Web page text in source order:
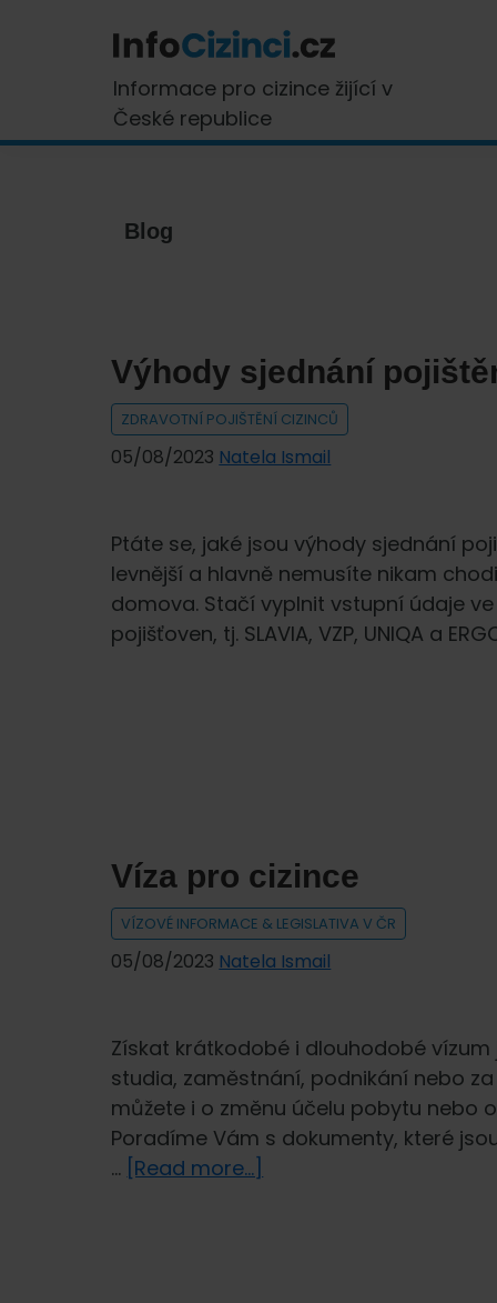
InfoCizinci.cz
Informace pro cizince žijící v
České republice
Blog
Výhody sjednání
ZDRAVOTNÍ POJIŠTĚNÍ CIZINCŮ
05/08/2023 Natela Ismail
Ptáte se, jaké jsou výhody sjednání
levnější a hlavně nemusíte nikam
domova. Stačí vyplnit vstupní údaje
pojišťoven, tj. SLAVIA, VZP, UNIQA a
Víza pro cizince
VÍZOVÉ INFORMACE & LEGISLATIVA V ČR
05/08/2023 Natela Ismail
Získat krátkodobé i dlouhodobé
studia, zaměstnání, podnikání nebo
můžete i o změnu účelu pobytu nebo
Poradíme Vám s dokumenty, které
… [Read more...]